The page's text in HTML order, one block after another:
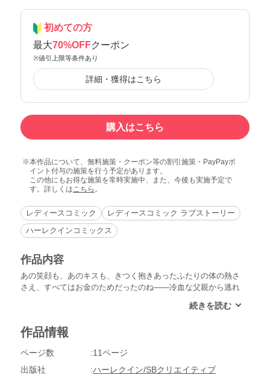
初めての方
最大70%OFFクーポン
※値引上限等条件あり
詳細・獲得はこちら
購入はこちら
本作品について、無料施策・クーポン等の割引施策・PayPayポ
イント付与の施策を行う予定があります。
この他にもお得な施策を常時実施中、また、今後も実施予定で
す。詳しくは こちら 。
レディースコミック
レディースコミック ラブストーリー
ハーレクインコミックス
作品内容
あの笑顔も、あのキスも、きつく抱きあったふたりの体の熱さ
さえ、すべてはお金のためだったのね――冷血な父親から逃れ
ナ。ゆっくりと時間の流れるリゾート地で本来の自分を取り戻
マルコと恋に落ちる。彼の前ではありのままの私でいられ
ナをつれ戻すため父に雇われていることがわかり!?
作品情報
ページ数
11ページ
出版社
ハーレクイン/SBクリエイティブ